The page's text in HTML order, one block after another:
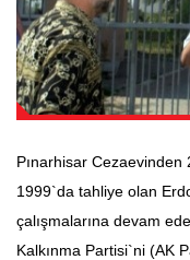
Pınarhisar Cezaevinden
1999`da tahliye olan
çalışmalarına devam
Kalkınma Partisi`ni (AK